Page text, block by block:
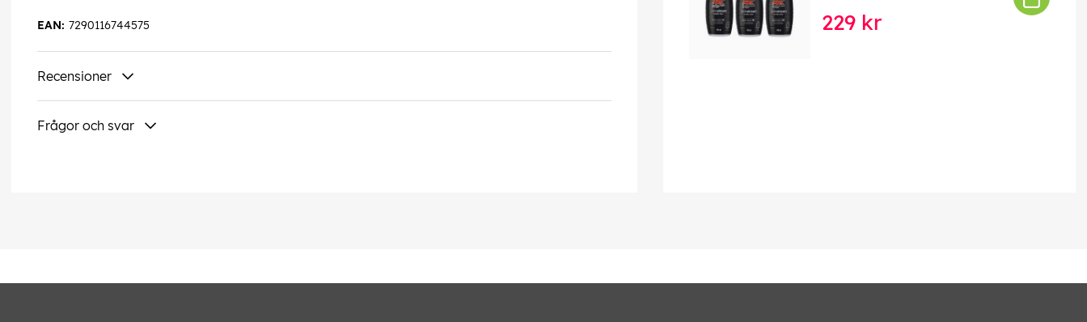
7290116744575
EAN:
Recensioner
Frågor och svar
229 kr